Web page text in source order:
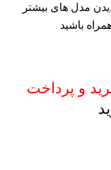
مدل های بیشتر
باشید
و پرداخت